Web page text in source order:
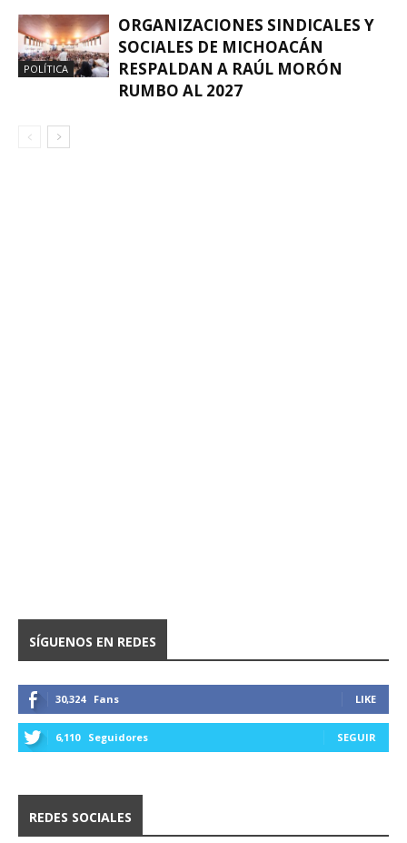
POLÍTICA
ORGANIZACIONES SINDICALES Y
SOCIALES DE MICHOACÁN
RESPALDAN A RAÚL MORÓN
RUMBO AL 2027
SÍGUENOS EN REDES
30,324 Fans LIKE
6,110 Seguidores SEGUIR
REDES SOCIALES